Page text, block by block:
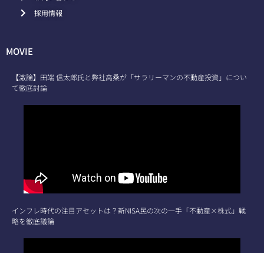
採用情報
MOVIE
【激論】田端 信太郎氏と弊社高桑が「サラリーマンの不動産投資」につい
て徹底討論
インフレ時代の注目アセットは？新NISA民の次の一手「不動産×株式」戦
略を徹底議論